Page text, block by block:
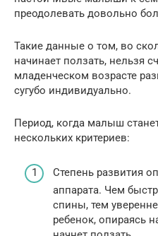
преодолевать довольно
Такие данные о том, во
начинает ползать, нельзя
младенческом возрасте
сугубо индивидуально.
Период, когда малыш
нескольких критериев:
Степень развития
аппарата. Чем
спины, тем
ребенок, опираясь